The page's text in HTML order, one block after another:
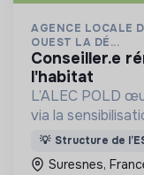
AGENCE LOCALE
OUEST LA DÉ...
conseiller.e rénovation énergétique de
l'habitat
L’ALEC POLD
via la
l’énergie,
💡 Structure de
Suresnes,